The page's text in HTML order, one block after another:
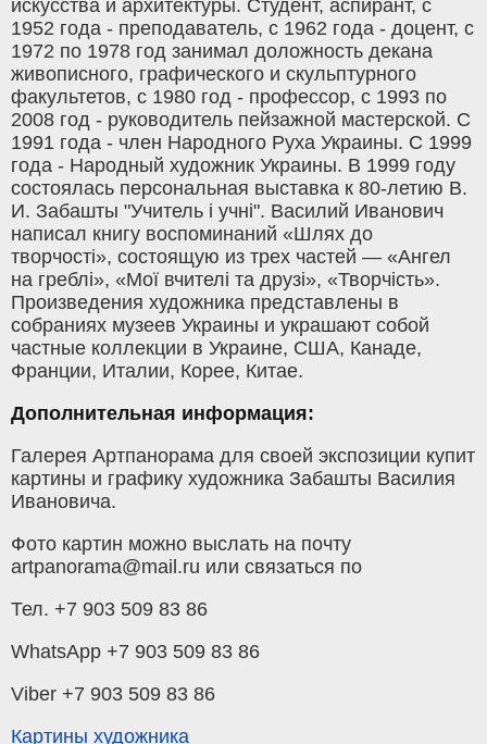
искусства и архитектуры. Студент, аспирант, с
1952 года - преподаватель, с 1962 года - доцент, с
1972 по 1978 год занимал доложность декана
живописного, графического и скульптурного
факультетов, с 1980 год - профессор, с 1993 по
2008 год - руководитель пейзажной мастерской. С
1991 года - член Народного Руха Украины. С 1999
года - Народный художник Украины. В 1999 году
состоялась персональная выставка к 80-летию В.
И. Забашты "Учитель і учні". Василий Иванович
написал книгу воспоминаний «Шлях до
творчості», состоящую из трех частей — «Ангел
на греблі», «Мої вчителі та друзі», «Творчість».
Произведения художника представлены в
собраниях музеев Украины и украшают собой
частные коллекции в Украине, США, Канаде,
Франции, Италии, Корее, Китае.
Дополнительная информация:
Галерея Артпанорама для своей экспозиции купит
картины и графику художника Забашты Василия
Ивановича.
Фото картин можно выслать на почту
artpanorama@mail.ru или связаться по
Тел. +7 903 509 83 86
WhatsApp +7 903 509 83 86
Viber +7 903 509 83 86
Картины художника